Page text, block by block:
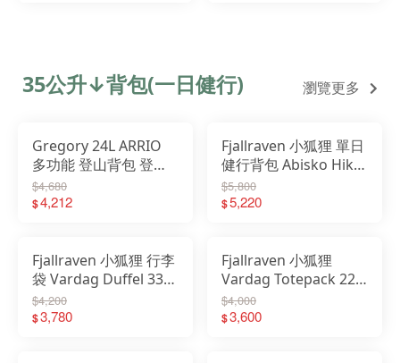
35公升↓背包(一日健行) 瀏覽更多
Gregory 24L ARRIO
多功能 登山背包 登山
包 GG157884
$4,680
$4,212
Fjallraven 小狐狸 單日
健行背包 Abisko Hike
Lite 20 23200345
23200353
$5,800
$5,220
Fjallraven 小狐狸 行李
袋 Vardag Duffel 33L
健身包 23200342
$4,200
$3,780
Fjallraven 小狐狸
Vardag Totepack 22L
16吋筆電夾層背包
23200341
$4,000
$3,600